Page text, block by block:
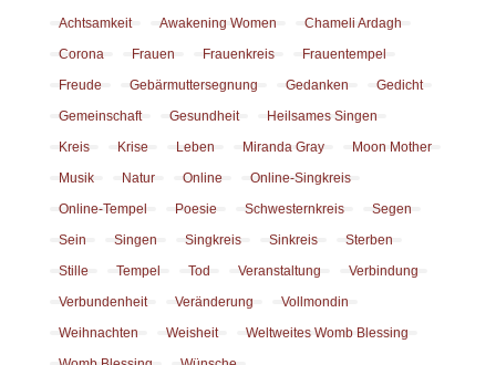
Achtsamkeit Awakening Women
Chameli Ardagh
Corona
Frauen Frauenkreis
Frauentempel
Freude
Gebärmuttersegnung Gedanken
Gedicht
Gemeinschaft
Gesundheit
Heilsames Singen
Kreis
Krise Leben Miranda Gray
Moon Mother
Musik
Natur Online
Online-Singkreis
Online-Tempel
Poesie Schwesternkreis
Segen
Sein
Singen Singkreis Sinkreis
Sterben
Stille
Tempel Tod Veranstaltung
Verbindung
Verbundenheit
Veränderung
Vollmondin
Weihnachten
Weisheit
Weltweites Womb Blessing